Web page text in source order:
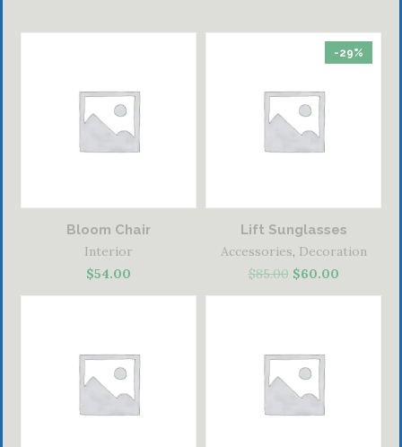
Bloom Chair
Interior
$54.00
-29%
Lift Sunglasses
Accessories, Decoration
$85.00 $60.00